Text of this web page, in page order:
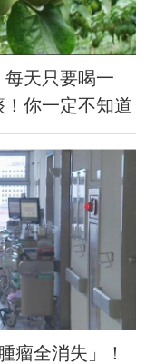
每天只要喝一
你一定不知道
瘤全消失」！